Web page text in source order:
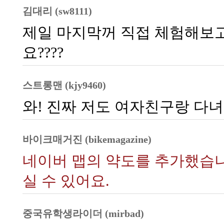
김대리 (sw8111)
제일 마지막꺼 직접 체험해보
요????
스트롱맨 (kjy9460)
와! 진짜 저도 여자친구랑 다
바이크매거진 (bikemagazine)
네이버 맵의 약도를 추가했습
실 수 있어요.
중국유학생라이더 (mirbad)